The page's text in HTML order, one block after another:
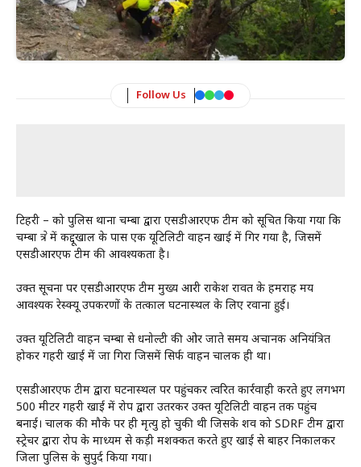
Follow Us
टिहरी – को पुलिस थाना चम्बा द्वारा एसडीआरएफ टीम को सूचित किया गया कि
चम्बा क्षेत्र में कद्दूखाल के पास एक यूटिलिटी वाहन खाई में गिर गया है, जिसमें
एसडीआरएफ टीम की आवश्यकता है।
उक्त सूचना पर एसडीआरएफ टीम मुख्य आरक्षी राकेश रावत के हमराह मय
आवश्यक रेस्क्यू उपकरणों के तत्काल घटनास्थल के लिए रवाना हुई।
उक्त यूटिलिटी वाहन चम्बा से धनोल्टी की ओर जाते समय अचानक अनियंत्रित
होकर गहरी खाई में जा गिरा जिसमें सिर्फ वाहन चालक ही था।
एसडीआरएफ टीम द्वारा घटनास्थल पर पहुंचकर त्वरित कार्रवाही करते हुए लगभग
500 मीटर गहरी खाई में रोप द्वारा उतरकर उक्त यूटिलिटी वाहन तक पहुंच
बनाई। चालक की मौके पर ही मृत्यु हो चुकी थी जिसके शव को SDRF टीम द्वारा
स्ट्रेचर द्वारा रोप के माध्यम से कड़ी मशक्कत करते हुए खाई से बाहर निकालकर
जिला पुलिस के सुपुर्द किया गया।